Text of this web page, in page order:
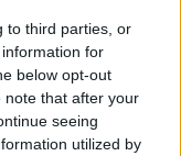
to third parties, or
for
below opt-out
note that after your
seeing
utilized by
ΠΡΟΣΘΗΚΗ
22:29